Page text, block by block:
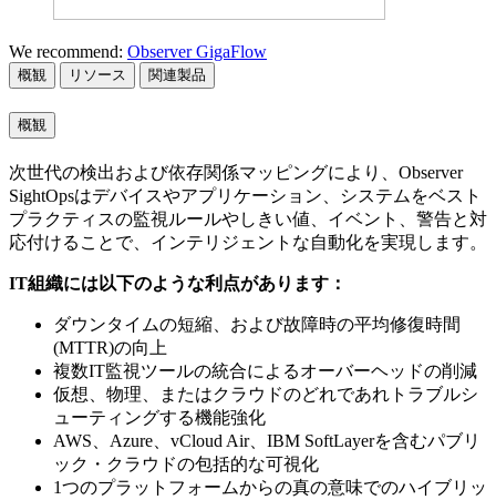
We recommend: Observer GigaFlow
概観 リソース 関連製品
概観
次世代の検出および依存関係マッピングにより、Observer
SightOpsはデバイスやアプリケーション、システムをベスト
プラクティスの監視ルールやしきい値、イベント、警告と対
応付けることで、インテリジェントな自動化を実現します。
IT組織には以下のような利点があります：
ダウンタイムの短縮、および故障時の平均修復時間
(MTTR)の向上
複数IT監視ツールの統合によるオーバーヘッドの削減
仮想、物理、またはクラウドのどれであれトラブルシ
ューティングする機能強化
AWS、Azure、vCloud Air、IBM SoftLayerを含むパブリ
ック・クラウドの包括的な可視化
1つのプラットフォームからの真の意味でのハイブリッ